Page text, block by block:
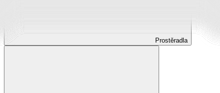
Prostěradla